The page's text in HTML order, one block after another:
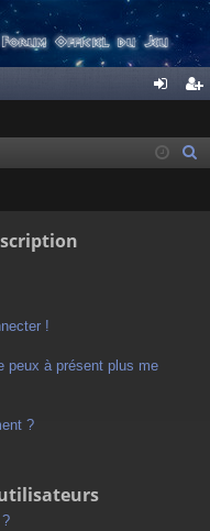
ne cri
!
peux à présent plus me
?